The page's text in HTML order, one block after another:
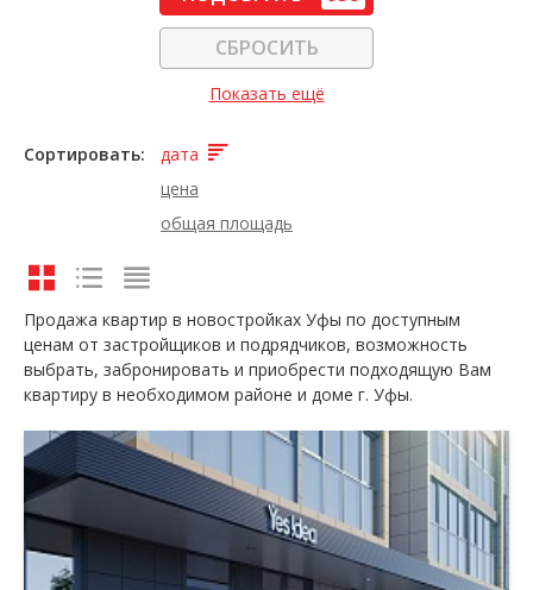
СБРОСИТЬ
Показать ещё
Сортировать:
дата
цена
общая площадь
Продажа квартир в новостройках Уфы по доступным
ценам от застройщиков и подрядчиков, возможность
выбрать, забронировать и приобрести подходящую Вам
квартиру в необходимом районе и доме г. Уфы.